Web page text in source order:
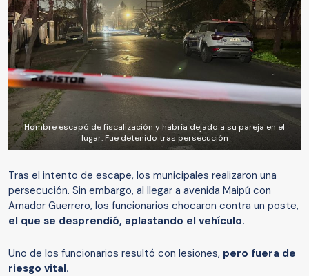
Hombre escapó de fiscalización y habría dejado a su pareja en el
lugar: Fue detenido tras persecución
Tras el intento de escape, los municipales realizaron una
persecución. Sin embargo, al llegar a avenida Maipú con
Amador Guerrero, los funcionarios chocaron contra un poste,
el que se desprendió, aplastando el vehículo.
Uno de los funcionarios resultó con lesiones, pero fuera de
riesgo vital.